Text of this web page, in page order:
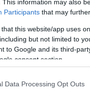
This information may also
Participants that may
that this website/app uses
but not limited to
to Google and its third-
consent section.
Data Processing Opt Outs